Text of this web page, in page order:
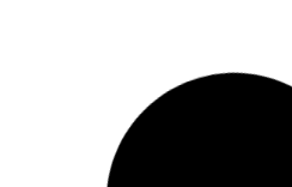
16 d'octubre de 2025